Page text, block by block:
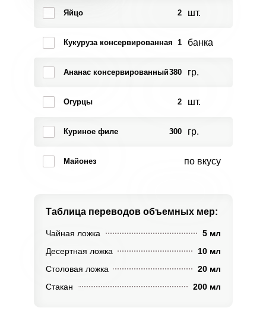
Яйцо 2 шт.
Кукуруза консервированная 1 банка
Ананас консервированный380 гр.
Огурцы 2 шт.
Куриное филе 300 гр.
Майонез по вкусу
Таблица переводов объемных мер:
Чайная ложка
5 мл
Десертная ложка
10 мл
Столовая ложка
20 мл
Стакан
200 мл